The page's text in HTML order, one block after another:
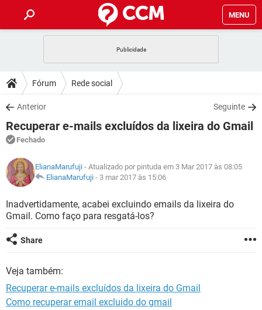
MENU
CELULAR
OUTLOOK
INSTAGRAM GMAIL
GUIA DE COMPRAS
DICAS
JOGOS
OUTLOOK
INSTAGRAM
GUIA DE COMPRAS
DOWNLOADS
JOGOS WHATSAPP
CELULAR
OUTLOOK EXCEL
INSTAGRAM
GUIA DE COMPRAS
FÓRUM
JOGOS
CELULAR FACEBOOK
INSTAGRAM GMAIL
GUIA DE COMPRAS
GLOSSÁRIO
JOGOS
CELULAR FACEBOOK
INSTAGRAM
GUIA DE COMPRAS
Fórum Rede social
Anterior Seguinte
Recuperar e-mails excluídos da lixeira do Gmail
Fechado
ElianaMarufuji - Atualizado por pintuda em 3 Mar 2017 às 08:05
ElianaMarufuji - 3 mar 2017 às 15:06
Inadvertidamente, acabei excluindo emails da lixeira do
Gmail. Como faço para resgatá-los?
Share
Veja também:
Recuperar e-mails excluídos da lixeira do Gmail
Como recuperar email excluido do gmail